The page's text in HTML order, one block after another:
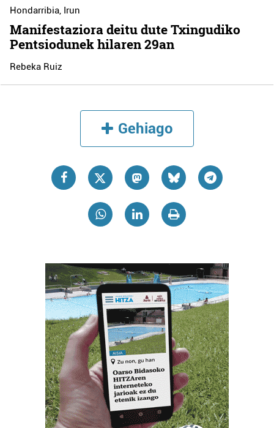
Hondarribia, Irun
Manifestaziora deitu dute Txingudiko
Pentsiodunek hilaren 29an
Rebeka Ruiz
Gehiago